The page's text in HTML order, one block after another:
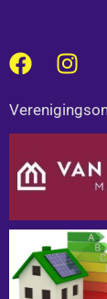
F
c
e
b
o
o
k
I
s
t
a
g
a
m